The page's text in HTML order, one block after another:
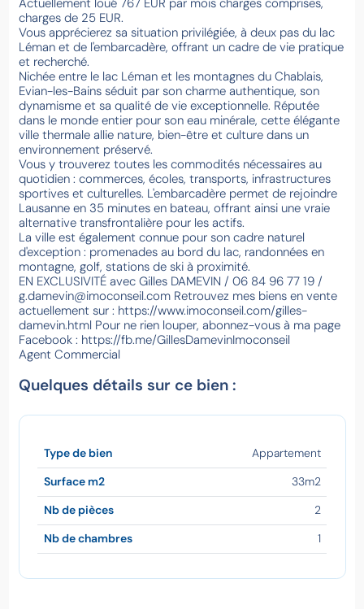
charges de 25 EUR.
Vous apprécierez sa situation privilégiée, à deux pas du lac
Léman et de l'embarcadère, offrant un cadre de vie pratique
et recherché.
Nichée entre le lac Léman et les montagnes du Chablais,
Evian-les-Bains séduit par son charme authentique, son
dynamisme et sa qualité de vie exceptionnelle. Réputée
dans le monde entier pour son eau minérale, cette élégante
ville thermale allie nature, bien-être et culture dans un
environnement préservé.
Vous y trouverez toutes les commodités nécessaires au
quotidien : commerces, écoles, transports, infrastructures
sportives et culturelles. L'embarcadère permet de rejoindre
Lausanne en 35 minutes en bateau, offrant ainsi une vraie
alternative transfrontalière pour les actifs.
La ville est également connue pour son cadre naturel
d'exception : promenades au bord du lac, randonnées en
montagne, golf, stations de ski à proximité.
EN EXCLUSIVITÉ avec Gilles DAMEVIN / 06 84 96 77 19 /
g.damevin@imoconseil.com Retrouvez mes biens en vente
actuellement sur : https://www.imoconseil.com/gilles-
damevin.html Pour ne rien louper, abonnez-vous à ma page
Facebook : https://fb.me/GillesDamevinImoconseil
Agent Commercial
Quelques détails sur ce bien :
Type de bien Appartement
Surface m2 33m2
Nb de pièces 2
Nb de chambres 1